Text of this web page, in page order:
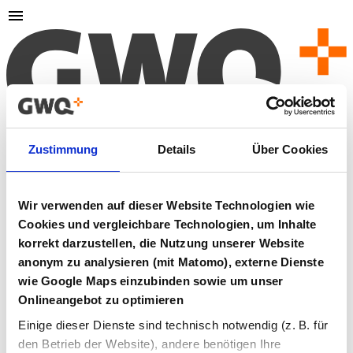
Zustimmung Details Über Cookies
Wir verwenden auf dieser Website Technologien wie
Cookies und vergleichbare Technologien, um Inhalte
korrekt darzustellen, die Nutzung unserer Website
anonym zu analysieren (mit Matomo), externe Dienste
wie Google Maps einzubinden sowie um unser
Onlineangebot zu optimieren
Einige dieser Dienste sind technisch notwendig (z. B. für
den Betrieb der Website), andere benötigen Ihre
Seite nicht gefunden
Die von Ihnen aufgerufene Seite existiert leider nicht oder
wurde verschoben.
Zur Startseite
Falls Sie glauben, dass dies ein Fehler ist, kontaktieren Sie
uns bitte.